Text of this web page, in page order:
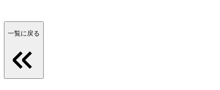
一覧に戻る